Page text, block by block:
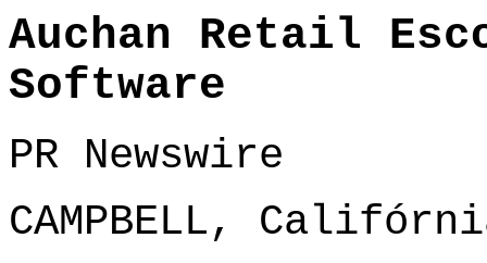
Auchan Retail
Software
PR Newswire
CAMPBELL,